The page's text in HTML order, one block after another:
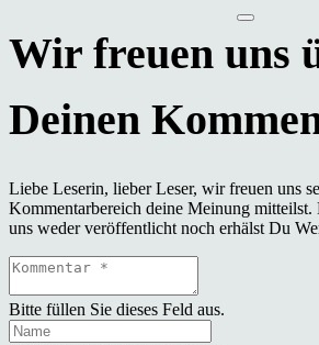
Liebe Leserin, lieber Leser, wir freuen uns
Kommentarbereich deine Meinung
uns weder veröffentlicht noch erhälst Du
Bitte füllen Sie dieses Feld aus.